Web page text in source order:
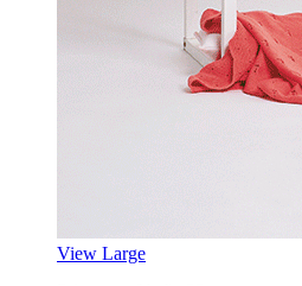
View Large